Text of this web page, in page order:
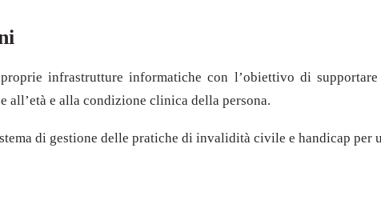
infrastrutture informatiche con l’obiettivo di
all’età e alla condizione clinica della persona.
di gestione delle pratiche di invalidità civile e handicap